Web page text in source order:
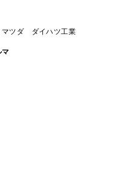
ツダ ダイハツ工業
マ